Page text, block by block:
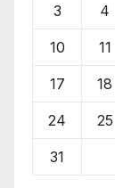
3 4
10 11
17 18
24 25
31